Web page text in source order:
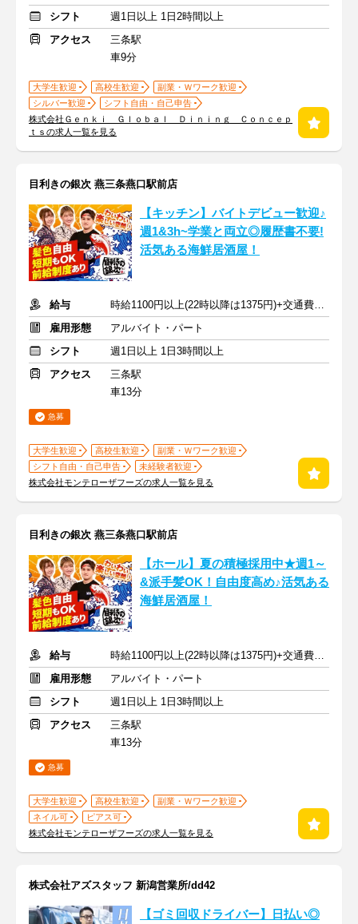
シフト
週1日以上 1日2時間以上
アクセス
三条駅
車9分
大学生歓迎 高校生歓迎
副業・Ｗワーク歓迎
シルバー歓迎
シフト自由・自己申告
株式会社Ｇｅｎｋｉ Ｇｌｏｂａｌ Ｄｉｎｉｎｇ Ｃｏｎｃｅｐ
ｔｓの求人一覧を見る
目利きの銀次 燕三条燕口駅前店
【キッチン】バイトデビュー歓迎♪
週1&3h~学業と両立◎履歴書不要!
活気ある海鮮居酒屋！
給与
時給1100円以上(22時以降は1375円)+交通費規定内支給
雇用形態
アルバイト・パート
シフト
週1日以上 1日3時間以上
アクセス
三条駅
車13分
急募
大学生歓迎 高校生歓迎
副業・Ｗワーク歓迎
シフト自由・自己申告
未経験者歓迎
株式会社モンテローザフーズの求人一覧を見る
目利きの銀次 燕三条燕口駅前店
【ホール】夏の積極採用中★週1～
&派手髪OK！自由度高め♪活気ある
海鮮居酒屋！
給与
時給1100円以上(22時以降は1375円)+交通費規定内支給
雇用形態
アルバイト・パート
シフト
週1日以上 1日3時間以上
アクセス
三条駅
車13分
急募
大学生歓迎 高校生歓迎
副業・Ｗワーク歓迎
ネイル可
ピアス可
株式会社モンテローザフーズの求人一覧を見る
株式会社アズスタッフ 新潟営業所/dd42
【ゴミ回収ドライバー】日払い◎